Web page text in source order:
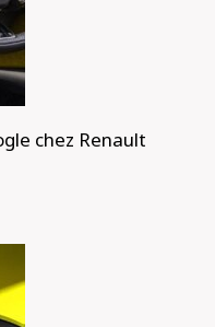
chez Renault